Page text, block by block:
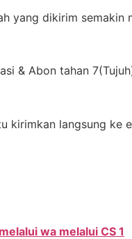
yang dikirim semakin
& Abon tahan
kirimkan langsung ke
wa melalui CS 1